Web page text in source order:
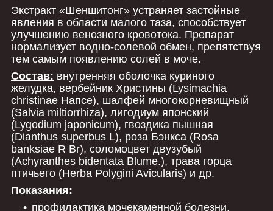
Экстракт «Шеншитонг» устраняет застойные
явления в области малого таза, способствует
улучшению венозного кровотока. Препарат
нормализует водно-солевой обмен, препятствуя
тем самым появлению солей в моче.
Состав: внутренняя оболочка куриного
желудка, вербейник Христины (Lysimachia
christinae Напсе), шалфей многокорневищный
(Salvia miltiorrhiza), лигодиум японский
(Lygodium japonicum), гвоздика пышная
(Dianthus superbus L), роза Бэнкса (Rosa
banksiae R Br), соломоцвет двузубый
(Achyranthes bidentata Blume.), трава горца
птичьего (Herba Polygini Avicularis) и др.
Показания:
профилактика мочекаменной болезни,